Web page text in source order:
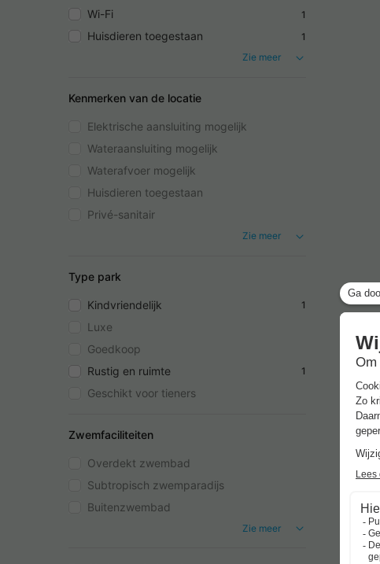
Wi-Fi
1
Huisdieren toegestaan
1
Zie meer
Kenmerken van de locatie
Elektrische aansluiting mogelijk
Wateraansluiting mogelijk
Waterafvoer mogelijk
Huisdieren toegestaan
Privé-sanitair
Zie meer
Type park
Kindvriendelijk 1
Luxe
Goedkoop
Rustig en ruimte
1
Geschikt voor tieners
Zwemfaciliteiten
Overdekt zwembad
Subtropisch zwemparadijs
Buitenzwembad
Zie meer